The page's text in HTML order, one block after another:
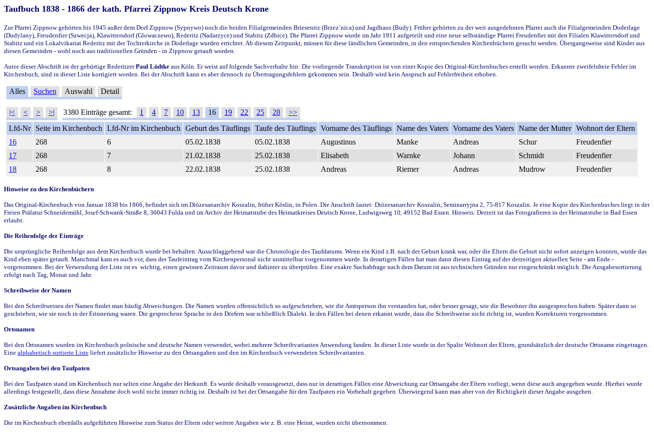
Taufbuch 1838 - 1866 der kath. Pfarrei Zippnow Kreis Deutsch Krone
Zur Pfarrei Zippnow gehörten bis 1945 außer dem Dorf Zippnow (Sypnywo) noch die beiden Filialgemeinden Briesenitz (Brzez`nica) und Jagdhaus (Budy). Früher gehörten zu der weit ausgedehnten Pfarrei auch die Filialgemeinden Doderlage
(Dudylany), Freudenfier (Szwecja), Klawittersdorf (Glowaczewo), Rederitz (Nadarzyce) und Stabitz (Zdbice). Die Pfarrei Zippnow wurde im Jahr 1911 aufgeteilt und eine neue selbständige Pfarrei Freudenfier mit den Filialen Klawittersdorf und
Stabitz und ein Lokalvikariat Rederitz mit der Tochterkirche in Doderlage wurden errichtet. Ab diesem Zeitpunkt, müssen für diese ländlichen Gemeinden, in den entsprechenden Kirchenbüchern gesucht werden. Übergangsweise sind Kinder aus
diesen Gemeinden - wohl noch aus traditionellen Gründen - in Zippnow getauft worden.
Autor dieser Abschrift ist der gebürtige RederitzerPaul Lüdtke aus Köln. Er weist auf folgende Sachverhalte hin: Die vorliegende Transkription ist von einer Kopie des Original-Kirchenbuches erstellt worden. Erkannte zweifelsfreie Fehler im
Kirchenbuch, sind in dieser Liste korrigiert worden. Bei der Abschrift kann es aber dennoch zu Übertragungsfehlern gekommen sein. Deshalb wird kein Anspruch auf Fehlerfreiheit erhoben.
Alles Suchen Auswahl Detail
|< < > >| 3380 Einträge gesamt: 1 4 7 10 13 16 19 22 25 28
>>
Lfd-Nr
Seite im Kirchenbuch Lfd-Nr im Kirchenbuch Geburt des Täuflings Taufe des Täuflings Vorname des Täuflings Name des Vaters Vorname des Vaters Name der Mutter Wohnort der Eltern
16
268 6 05.02.1838 05.02.1838 Augustinus Manke Andreas Schur
Freudenfier
17
268 7 21.02.1838 25.02.1838 Elisabeth Warnke Johann Schmidt
Freudenfier
18
268 8 22.02.1838 25.02.1838 Andreas Riemer Andreas Mudrow Freudenfier
Hinweise zu den Kirchenbüchern
Das Original-Kirchenbuch von Januar 1838 bis 1866, befindet sich im Diözesanarchiv Koszalin, früher Köslin, in Polen. Die Anschrift lautet: Diözesanarchiv Koszalin, Seminarryjna 2, 75-817 Koszalin. Je eine Kopie des Kirchenbuches liegt in der
Freien Prälatur Schneidemühl, Josef-Schwank-Straße 8, 36043 Fulda und im Archiv der Heimatstube des Heimatkreises Deutsch Krone, Ludwigsweg 10, 49152 Bad Essen. Hinweis: Derzeit ist das Fotografieren in der Heimatstube in Bad Essen
erlaubt.
Die Reihenfolge der Einträge
Die ursprüngliche Reihenfolge aus dem Kirchenbuch wurde bei behalten. Ausschlaggebend war die Chronologie des Taufdatums. Wenn ein Kind z.B. nach der Geburt krank war, oder die Eltern die Geburt nicht sofort anzeigen konnten, wurde das
Kind eben später getauft. Manchmal kam es auch vor, dass der Taufeintrag vom Kirchenpersonal nicht unmittelbar vorgenommen wurde. In derartigen Fällen hat man dann diesen Eintrag auf der derzeitigen aktuellen Seite - am Ende -
vorgenommen. Bei der Verwendung der Liste ist es wichtig, einen gewissen Zeitraum davor und dahinter zu überprüfen. Eine exakte Suchabfrage nach dem Datum ist aus technischen Gründen nur eingeschränkt möglich. Die Ausgabesortierung
erfolgt nach Tag, Monat und Jahr.
Schreibweise der Namen
Bei den Schreibweisen der Namen findet man häufig Abweichungen. Die Namen wurden offensichtlich so aufgeschrieben, wie die Amtsperson ihn verstanden hat, oder besser gesagt, wie die Bewohner ihn ausgesprochen haben. Später dann so
geschrieben, wie sie noch in der Erinnerung waren. Die gesprochene Sprache in den Dörfern war schließlich Dialekt. In den Fällen bei denen erkannt wurde, dass die Schreibweise nicht richtig ist, wurden Korrekturen vorgenommen.
Ortsnamen
Bei den Ortsnamen wurden im Kirchenbuch polnische und deutsche Namen verwendet, wobei mehrere Schreibvarianten Anwendung fanden. In dieser Liste wurde in der Spalte Wohnort der Eltern, grundsätzlich der deutsche Ortsname eingetragen.
Eine alphabetisch sortierte Liste liefert zusätzliche Hinweise zu den Ortsangaben und den im Kirchenbuch verwendeten Schreibvarianten.
Ortsangaben bei den Taufpaten
Bei den Taufpaten stand im Kirchenbuch nur selten eine Angabe der Herkunft. Es wurde deshalb vorausgesetzt, dass nur in derartigen Fällen eine Abweichung zur Ortsangabe der Eltern vorliegt, wenn diese auch angegeben wurde. Hierbei wurde
allerdings festgestellt, dass diese Annahme doch wohl nicht immer richtig ist. Deshalb ist bei der Ortsangabe für den Taufpaten ein Vorbehalt gegeben. Überwiegend kann man aber von der Richtigkeit dieser Angabe ausgehen.
Zusätzliche Angaben im Kirchenbuch
Die im Kirchenbuch ebenfalls aufgeführten Hinweise zum Status der Eltern oder weitere Angaben wie z. B. eine Heirat, wurden nicht übernommen.